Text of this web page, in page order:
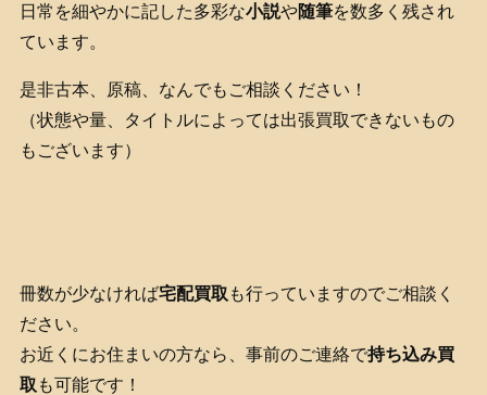
日常を細やかに記した多彩な小説や随筆を数多く残され
ています。
是非古本、原稿、なんでもご相談ください！
（状態や量、タイトルによっては出張買取できないもの
もございます）
冊数が少なければ宅配買取 も行っていますのでご相談く
ださい。
お近くにお住まいの方なら、事前のご連絡で持ち込み買
取 も可能です！